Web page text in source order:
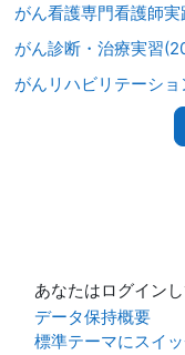
がん看護専門看護師
がん診断・治療実習
がんリハビリテーシ
あなたはログイン
データ保持概要
標準テーマにスイ